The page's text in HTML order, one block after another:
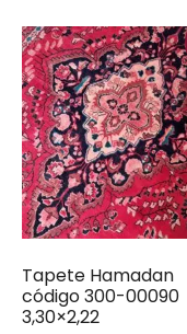
Tapete Hamadan
código 300-00090
3,30×2,22